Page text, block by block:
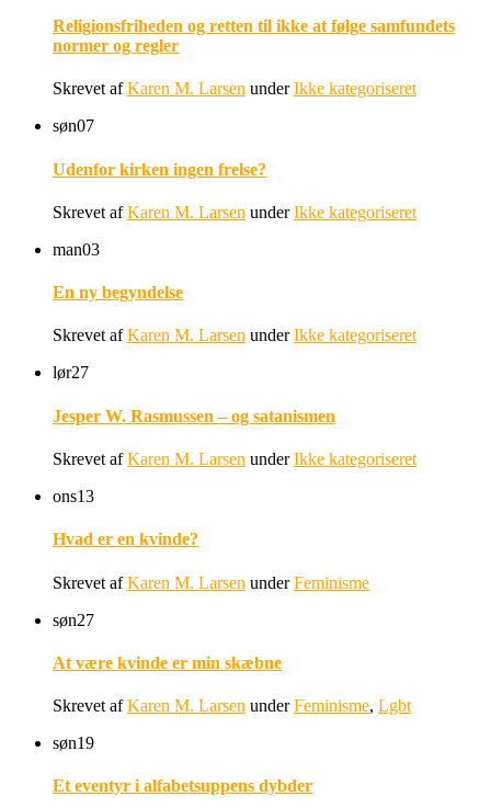
Religionsfriheden og retten til ikke at følge samfundets
normer og regler
Skrevet afKaren M. Larsen underIkke kategoriseret
søn07
Udenfor kirken ingen frelse?
Skrevet afKaren M. Larsen underIkke kategoriseret
man03
En ny begyndelse
Skrevet afKaren M. Larsen underIkke kategoriseret
lør27
Jesper W. Rasmussen – og satanismen
Skrevet afKaren M. Larsen underIkke kategoriseret
ons13
Hvad er en kvinde?
Skrevet afKaren M. Larsen underFeminisme
søn27
At være kvinde er min skæbne
Skrevet afKaren M. Larsen underFeminisme, Lgbt
søn19
Et eventyr i alfabetsuppens dybder